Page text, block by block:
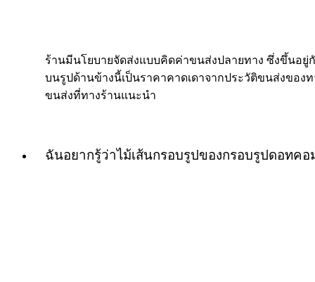
ร้านมีนโยบายจัดส่งแบบคิดค่าขนส่งปลายทาง ซึ่งขึ้นอ
บนรูปด้านข้างนี้เป็นราคาคาดเดาจากประวัติขนส่งของ
ขนส่งที่ทางร้านแนะนำ
ฉันอยากรู้ว่าไม้เส้นกรอบรูปของกรอบรูปดอทคอ